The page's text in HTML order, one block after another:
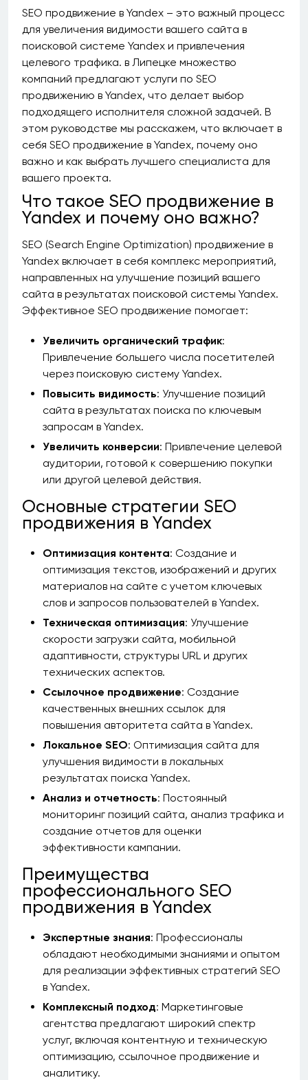
SEO продвижение в Yandex – это важный процесс
для увеличения видимости вашего сайта в
поисковой системе Yandex и привлечения
целевого трафика. в Липецке множество
компаний предлагают услуги по SEO
продвижению в Yandex, что делает выбор
подходящего исполнителя сложной задачей. В
этом руководстве мы расскажем, что включает в
себя SEO продвижение в Yandex, почему оно
важно и как выбрать лучшего специалиста для
вашего проекта.
Что такое SEO продвижение в
Yandex и почему оно важно?
SEO (Search Engine Optimization) продвижение в
Yandex включает в себя комплекс мероприятий,
направленных на улучшение позиций вашего
сайта в результатах поисковой системы Yandex.
Эффективное SEO продвижение помогает:
Увеличить органический трафик:
Привлечение большего числа посетителей
через поисковую систему Yandex.
Повысить видимость: Улучшение позиций
сайта в результатах поиска по ключевым
запросам в Yandex.
Увеличить конверсии: Привлечение целевой
аудитории, готовой к совершению покупки
или другой целевой действия.
Основные стратегии SEO
продвижения в Yandex
Оптимизация контента: Создание и
оптимизация текстов, изображений и других
материалов на сайте с учетом ключевых
слов и запросов пользователей в Yandex.
Техническая оптимизация: Улучшение
скорости загрузки сайта, мобильной
адаптивности, структуры URL и других
технических аспектов.
Ссылочное продвижение: Создание
качественных внешних ссылок для
повышения авторитета сайта в Yandex.
Локальное SEO: Оптимизация сайта для
улучшения видимости в локальных
результатах поиска Yandex.
Анализ и отчетность: Постоянный
мониторинг позиций сайта, анализ трафика и
создание отчетов для оценки
эффективности кампании.
Преимущества
профессионального SEO
продвижения в Yandex
Экспертные знания: Профессионалы
обладают необходимыми знаниями и опытом
для реализации эффективных стратегий SEO
в Yandex.
Комплексный подход: Маркетинговые
агентства предлагают широкий спектр
услуг, включая контентную и техническую
оптимизацию, ссылочное продвижение и
аналитику.